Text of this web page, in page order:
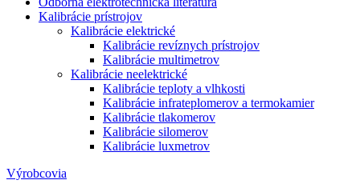
Kalibrácie prístrojov
Kalibrácie elektrické
Kalibrácie revíznych prístrojov
Kalibrácie multimetrov
Kalibrácie neelektrické
Kalibrácie teploty a vlhkosti
Kalibrácie infrateplomerov a termokamier
Kalibrácie tlakomerov
Kalibrácie silomerov
Kalibrácie luxmetrov
Výrobcovia